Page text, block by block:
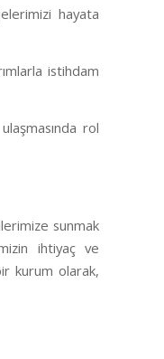
hayata
istihdam
rol
sunmak
ihtiyaç ve
kurum olarak,